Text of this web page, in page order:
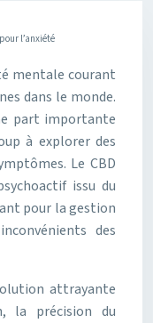
l’anxiété
mentale courant
dans le monde.
part importante
à explorer des
Le CBD
issu du
pour la gestion
des
attrayante
la précision du